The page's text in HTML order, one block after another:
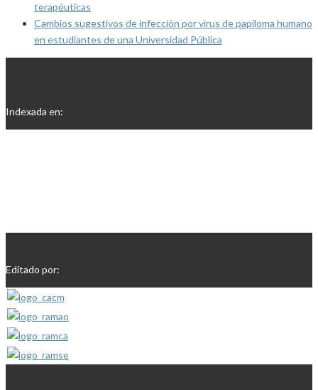
terapéuticas
Cambios sugestivos de infección por virus de papiloma humano
en estudiantes de una Universidad Pública
Indexada en:
Editado por: